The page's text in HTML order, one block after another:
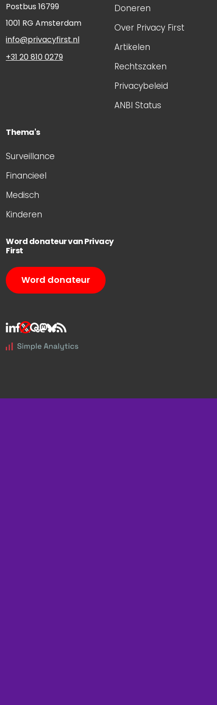
Postbus 16799
1001 RG Amsterdam
info@privacyfirst.nl
+31 20 810 0279
Doneren
Over Privacy First
Artikelen
Rechtszaken
Privacybeleid
ANBI Status
Thema's
Surveillance
Financieel
Medisch
Kinderen
Word donateur van Privacy
First
Word donateur